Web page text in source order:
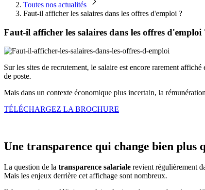
Toutes nos actualités
Faut-il afficher les salaires dans les offres d'emploi ?
Faut-il afficher les salaires dans les offres d'emploi
Sur les sites de recrutement, le salaire est encore rarement
de poste.
Mais dans un contexte économique plus incertain, la
TÉLÉCHARGEZ LA BROCHURE
Une transparence qui change bien plus
La question de la transparence salariale revient régulièrement
Mais les enjeux derrière cet affichage sont nombreux.